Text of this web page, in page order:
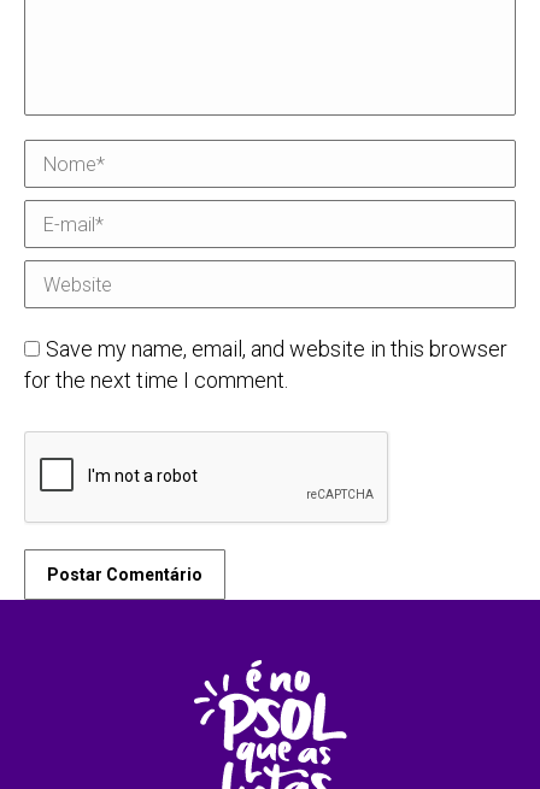
Nome *
E-mail *
Website
Save my name, email, and website in this browser
for the next time I comment.
Postar Comentário